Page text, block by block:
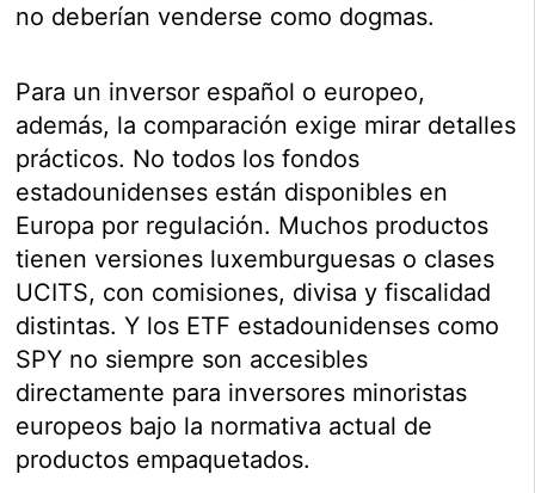
no deberían venderse como dogmas.
Para un inversor español o europeo,
además, la comparación exige mirar detalles
prácticos. No todos los fondos
estadounidenses están disponibles en
Europa por regulación. Muchos productos
tienen versiones luxemburguesas o clases
UCITS, con comisiones, divisa y fiscalidad
distintas. Y los ETF estadounidenses como
SPY no siempre son accesibles
directamente para inversores minoristas
europeos bajo la normativa actual de
productos empaquetados.